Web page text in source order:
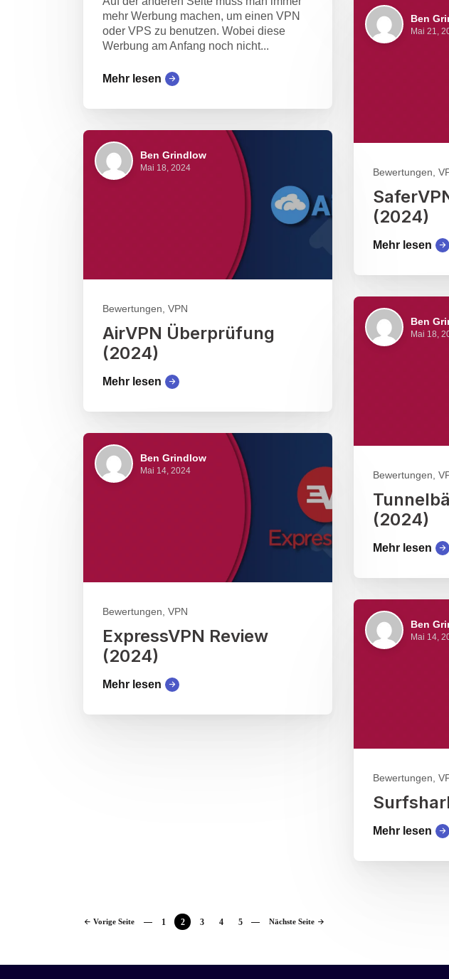
mehr Werbung machen, um einen VPN
oder VPS zu benutzen. Wobei diese
Werbung am Anfang noch nicht...
Mehr lesen
Ben
Mai 21,
Bewertungen,
(2024)
Mehr lesen
Ben Grindlow
Mai 18, 2024
Bewertungen, VPN
AirVPN Überprüfung
(2024)
Mehr lesen
Ben
Mai 18,
Bewertungen,
(2024)
Mehr lesen
Ben Grindlow
Mai 14, 2024
Bewertungen, VPN
ExpressVPN Review
(2024)
Mehr lesen
Ben
Mai 14,
Bewertungen,
Mehr lesen
Vorige Seite 1 2 3 4 5 Nächste Seite